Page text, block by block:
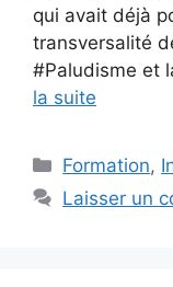
qui avait déjà
transversalité
#Paludisme et
la suite
Catégories
Formation,
Laisser un